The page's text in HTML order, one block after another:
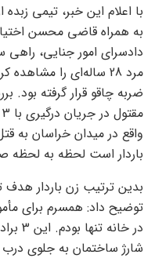
با اعلام این خبر، تیمی
به همراه قاضی محسن
دادسرای امور جنایی،
مرد 28 ساله‌ای را
ضربه چاقو قرار گرفته بود.
واقع در میدان خراسان به
باردار است لحظه به
بدین ترتیب زن باردار هدف
توضیح داد: همسرم برای
در
شارژ ساختمان به جلوی درب